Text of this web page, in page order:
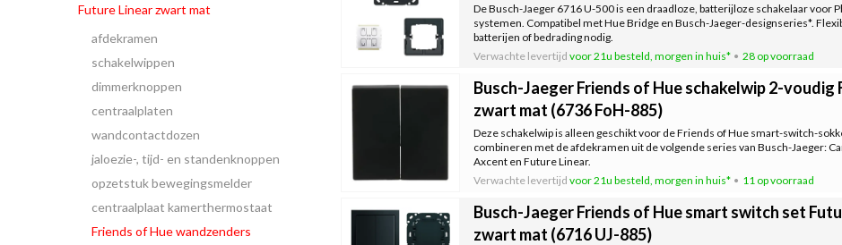
Future Linear zwart mat
afdekramen
schakelwippen
dimmerknoppen
centraalplaten
wandcontactdozen
jaloezie-, tijd- en standenknoppen
opzetstuk bewegingsmelder
centraalplaat kamerthermostaat
Friends of Hue wandzenders
De Busch-Jaeger 6716 U-500 is een draadloze, batterijloze schakelaar voor
systemen. Compatibel met Hue Bridge en Busch-Jaeger-designseries*.
batterijen of bedrading nodig.
Verwachte levertijd voor 21u besteld, morgen in huis* 28 op voorraad
Busch-Jaeger Friends of Hue schakelwip 2-voudig
zwart mat (6736 FoH-885)
Deze schakelwip is alleen geschikt voor de Friends of Hue smart-switch-
combineren met de afdekramen uit de volgende series van Busch-Jaeger:
Axcent en Future Linear.
Verwachte levertijd voor 21u besteld, morgen in huis* 11 op voorraad
Busch-Jaeger Friends of Hue smart switch set
zwart mat (6716 UJ-885)